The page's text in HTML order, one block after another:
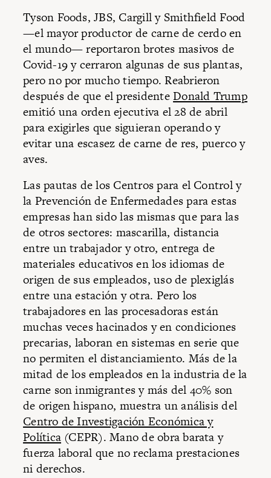
Tyson Foods, JBS, Cargill y Smithfield Food
—el mayor productor de carne de cerdo en
el mundo— reportaron brotes masivos de
Covid-19 y cerraron algunas de sus plantas,
pero no por mucho tiempo. Reabrieron
después de que el presidenteDonald Trump
emitió una orden ejecutiva el 28 de abril
para exigirles que siguieran operando y
evitar una escasez de carne de res, puerco y
aves.
Las pautas de los Centros para el Control y
la Prevención de Enfermedades para estas
empresas han sido las mismas que para las
de otros sectores: mascarilla, distancia
entre un trabajador y otro, entrega de
materiales educativos en los idiomas de
origen de sus empleados, uso de plexiglás
entre una estación y otra. Pero los
trabajadores en las procesadoras están
muchas veces hacinados y en condiciones
precarias, laboran en sistemas en serie que
no permiten el distanciamiento. Más de la
mitad de los empleados en la industria de la
carne son inmigrantes y más del 40% son
de origen hispano, muestra un análisis del
Centro de Investigación Económica y
Política (CEPR). Mano de obra barata y
fuerza laboral que no reclama prestaciones
ni derechos.